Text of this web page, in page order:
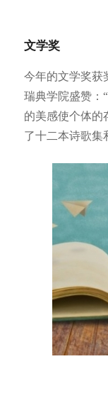
文学奖
今年的文学奖获
瑞典学院盛赞：
的美感使个体的
了十二本诗歌集